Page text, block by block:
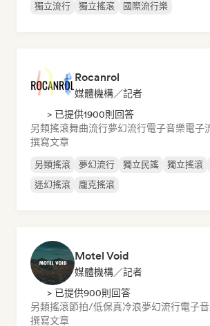
獨立流行
獨立搖滾 國際流行樂
Rocanrol
媒體機構／記者
> 已提供1900則回答
另類搖滾舞曲流行夢幻流行電子音樂電子
撰寫文章
另類搖滾 夢幻流行 獨立民謠 獨立搖滾
迷幻搖滾
龐克搖滾
Motel Void
媒體機構／記者
> 已提供900則回答
另類搖滾節拍/低保真冷浪夢幻流行電子
撰寫文章